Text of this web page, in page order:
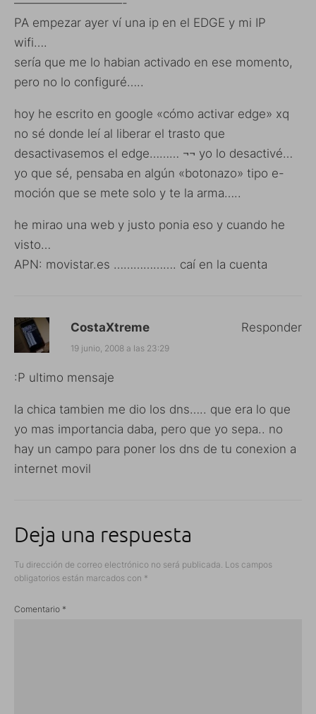
PA empezar ayer ví una ip en el EDGE y mi IP
wifi….
sería que me lo habian activado en ese momento,
pero no lo configuré…..
hoy he escrito en google «cómo activar edge» xq
no sé donde leí al liberar el trasto que
desactivasemos el edge……… ¬¬ yo lo desactivé…
yo que sé, pensaba en algún «botonazo» tipo e-
moción que se mete solo y te la arma…..
he mirao una web y justo ponia eso y cuando he
visto…
APN: movistar.es ………………. caí en la cuenta
CostaXtreme
19 junio, 2008 a las 23:29
:P ultimo mensaje
la chica tambien me dio los dns….. que era lo que
yo mas importancia daba, pero que yo sepa.. no
hay un campo para poner los dns de tu conexion a
internet movil
Responder
Deja una respuesta
Tu dirección de correo electrónico no será publicada. Los campos
obligatorios están marcados con *
Comentario *